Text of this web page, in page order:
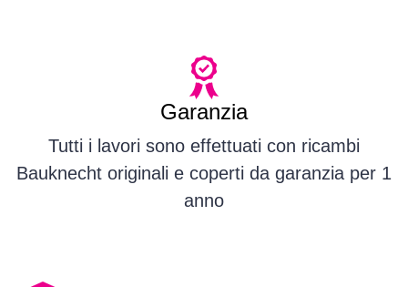
Garanzia
Tutti i lavori sono effettuati con ricambi
Bauknecht originali e coperti da garanzia per 1
anno